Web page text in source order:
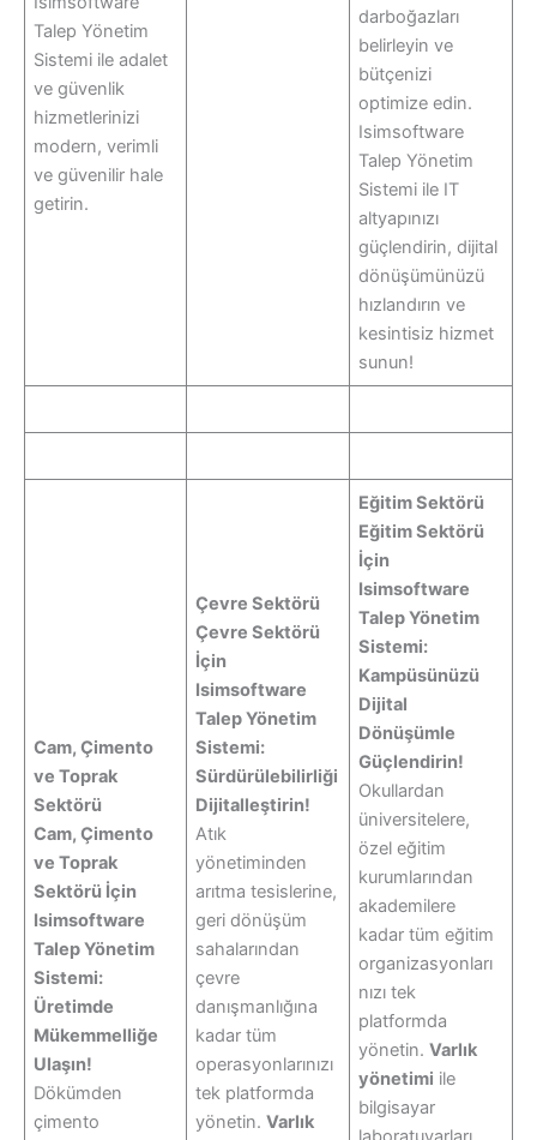
Talep Yönetim
Sistemi ile adalet
ve güvenlik
hizmetlerinizi
modern, verimli
ve güvenilir hale
getirin.
darboğazları
belirleyin ve
bütçenizi
optimize edin.
Isimsoftware
Talep Yönetim
Sistemi ile IT
altyapınızı
güçlendirin, dijital
dönüşümünüzü
hızlandırın ve
kesintisiz hizmet
sunun!
Cam, Çimento
ve Toprak
Sektörü
Cam, Çimento
ve Toprak
Sektörü İçin
Isimsoftware
Talep Yönetim
Sistemi:
Üretimde
Mükemmelliğe
Ulaşın!
Dökümden
çimento
Çevre Sektörü
Çevre Sektörü
İçin
Isimsoftware
Talep Yönetim
Sistemi:
Sürdürülebilirliği
Dijitalleştirin!
Atık
yönetiminden
arıtma tesislerine,
geri dönüşüm
sahalarından
çevre
danışmanlığına
kadar tüm
operasyonlarınızı
tek platformda
yönetin.Varlık
Eğitim Sektörü
Eğitim Sektörü
İçin
Isimsoftware
Talep Yönetim
Sistemi:
Kampüsünüzü
Dijital
Dönüşümle
Güçlendirin!
Okullardan
üniversitelere,
özel eğitim
kurumlarından
akademilere
kadar tüm eğitim
organizasyonları
nızı tek
platformda
yönetin.Varlık
yönetimi ile
bilgisayar